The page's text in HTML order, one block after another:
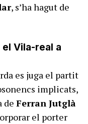
, s’ha hagut de
Vila-real a
es juga el partit
implicats,
de Ferran Jutglà
el porter